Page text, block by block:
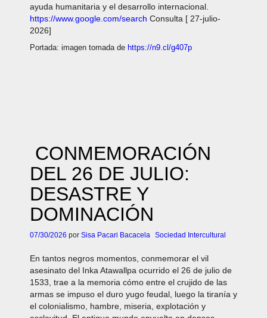
ayuda humanitaria y el desarrollo internacional.
https://www.google.com/search Consulta [ 27-julio-
2026]
Portada: imagen tomada de https://n9.cl/g407p
CONMEMORACIÓN
DEL 26 DE JULIO:
DESASTRE Y
DOMINACIÓN
07/30/2026 por Sisa Pacari Bacacela Sociedad Intercultural
En tantos negros momentos, conmemorar el vil
asesinato del Inka Atawallpa ocurrido el 26 de julio de
1533, trae a la memoria cómo entre el crujido de las
armas se impuso el duro yugo feudal, luego la tiranía y
el colonialismo, hambre, miseria, explotación y